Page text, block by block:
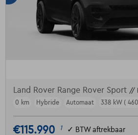
Land Rover Range Rover Sport //
0 km
Hybride Automaat 338 kW (
€115.990 1 ✓ BTW aftrekbaar